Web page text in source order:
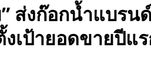
เมื่อคะแนนนิยม ‘ส้ม’ พุ่งชนกำแพง ‘บ้านใหญ่’ ใน
ที่สุด
ส่งก๊อกน้ำแบรน
เป้ายอดขายปีแร